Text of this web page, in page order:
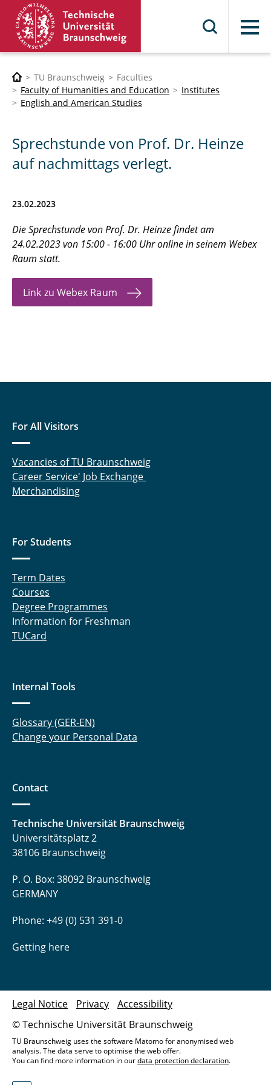
Menu
TU Braunschweig
Faculties
Faculty of Humanities and Education
Institutes
English and American Studies
Sprechstunde von Prof. Dr. Heinze
auf nachmittags verlegt.
23.02.2023
Die Sprechstunde von Prof. Dr. Heinze findet am
24.02.2023 von 15:00 - 16:00 Uhr online in seinem Webex
Raum statt.
Link zu Webex Raum
For All Visitors
Vacancies of TU Braunschweig
Career Service' Job Exchange
Merchandising
For Students
Term Dates
Courses
Degree Programmes
Information for Freshman
TUCard
Internal Tools
Glossary (GER-EN)
Change your Personal Data
Contact
Technische Universität Braunschweig
Universitätsplatz 2
38106 Braunschweig
P. O. Box: 38092 Braunschweig
GERMANY
Phone: +49 (0) 531 391-0
Getting here
© Technische Universität Braunschweig
Legal Notice Privacy Accessibility
TU Braunschweig uses the software Matomo for anonymised web
analysis. The data serve to optimise the web offer.
You can find more information in ourdata protection declaration.